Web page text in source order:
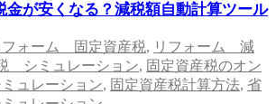
金が安くなる？減税額自動計算ツール
フォーム 固定資産税, リフォーム 減
シミュレーション, 固定資産税のオン
ュレーション, 固定資産税計算方法, 省